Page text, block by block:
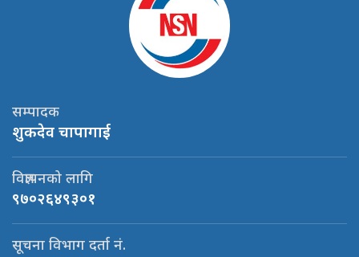
सम्पादक
शुकदेव चापागाई
विज्ञापनको लागि
९७०२६४९३०१
सूचना विभाग दर्ता नं.